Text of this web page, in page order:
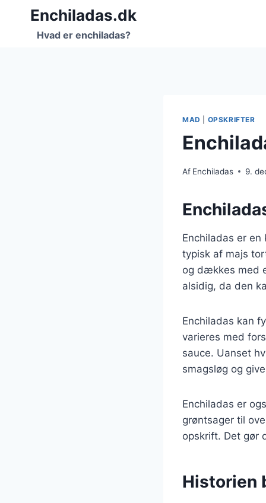
FortsætEnchiladas.dk
Hvad er enchiladas?
MAD OPSKRIFTER
Af Enchiladas 9.
Enchiladas er
typisk af majs
og dækkes med
alsidig, da den
Enchiladas kan
varieres med
sauce. Uanset
smagsløg og
Enchiladas er
grøntsager til
opskrift. Det gør
Historien